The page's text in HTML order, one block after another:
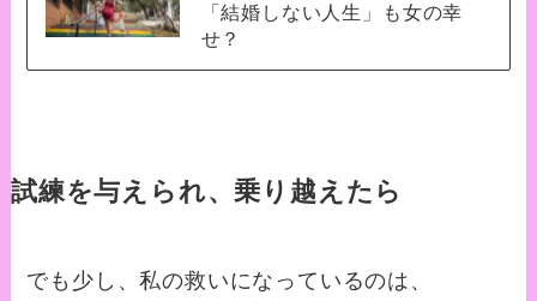
「結婚しない人生」も女の幸
せ？
試練を与えられ、乗り越えたら
でも少し、私の救いになっているのは、